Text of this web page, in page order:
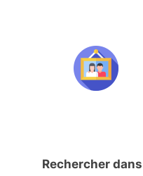
Rechercher